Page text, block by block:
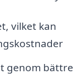
vilket kan
genom bättre